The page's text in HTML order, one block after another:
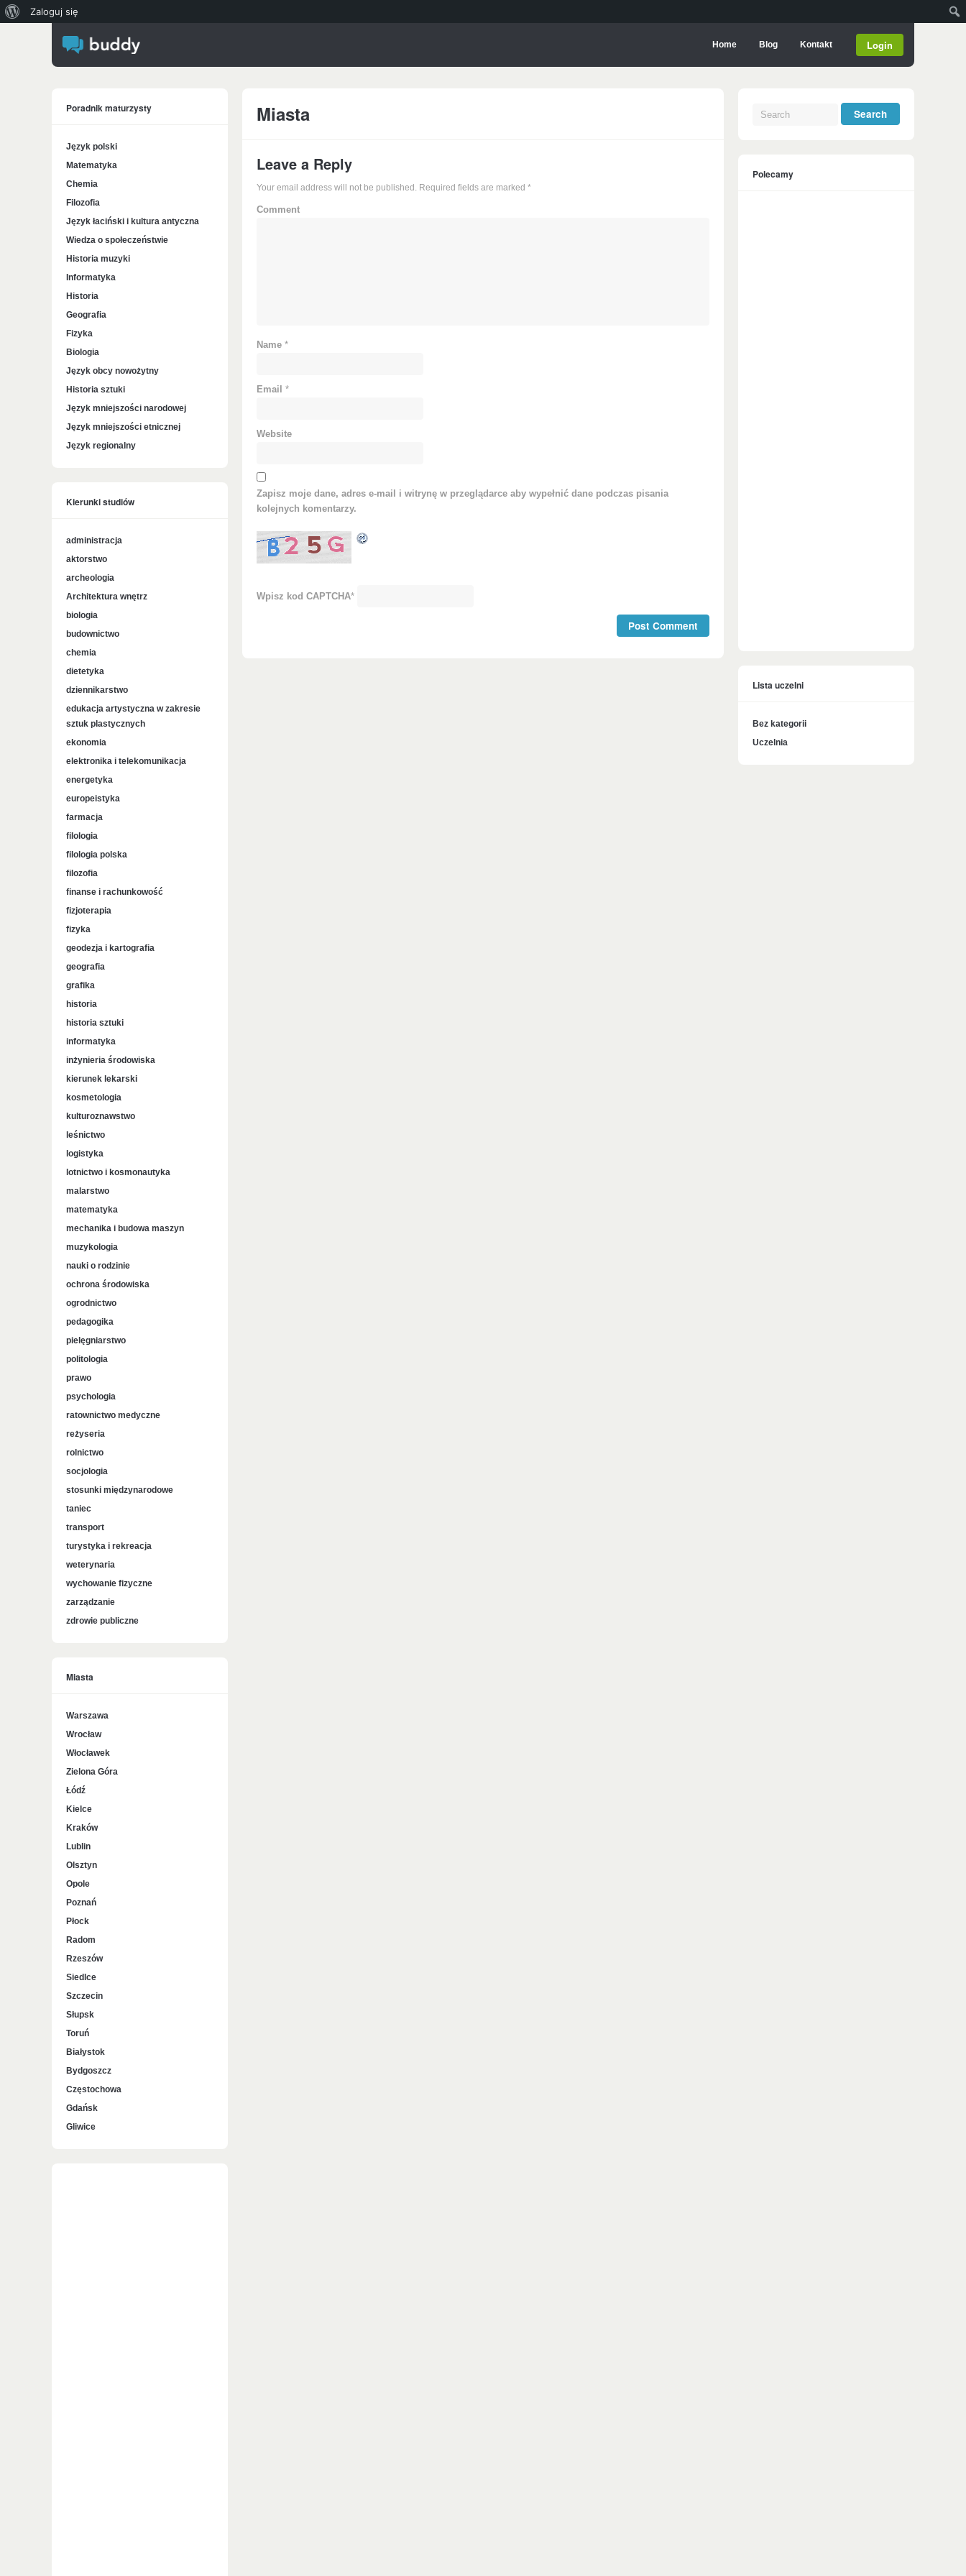
Home Blog Kontakt Login
Miasta
Leave a Reply
Your email address will not be published. Required fields are marked *
Comment
Name *
Email *
Website
Zapisz moje dane, adres e-mail i witrynę w przeglądarce aby wypełnić dane podczas pisania
kolejnych komentarzy.
Wpisz kod CAPTCHA*
Poradnik maturzysty
Język polski
Matematyka
Chemia
Filozofia
Język łaciński i kultura antyczna
Wiedza o społeczeństwie
Historia muzyki
Informatyka
Historia
Geografia
Fizyka
Biologia
Język obcy nowożytny
Historia sztuki
Język mniejszości narodowej
Język mniejszości etnicznej
Język regionalny
Kierunki studiów
administracja
aktorstwo
archeologia
Architektura wnętrz
biologia
budownictwo
chemia
dietetyka
dziennikarstwo
edukacja artystyczna w zakresie
sztuk plastycznych
ekonomia
elektronika i telekomunikacja
energetyka
europeistyka
farmacja
filologia
filologia polska
filozofia
finanse i rachunkowość
fizjoterapia
fizyka
geodezja i kartografia
geografia
grafika
historia
historia sztuki
informatyka
inżynieria środowiska
kierunek lekarski
kosmetologia
kulturoznawstwo
leśnictwo
logistyka
lotnictwo i kosmonautyka
malarstwo
matematyka
mechanika i budowa maszyn
muzykologia
nauki o rodzinie
ochrona środowiska
ogrodnictwo
pedagogika
pielęgniarstwo
politologia
prawo
psychologia
ratownictwo medyczne
reżyseria
rolnictwo
socjologia
stosunki międzynarodowe
taniec
transport
turystyka i rekreacja
weterynaria
wychowanie fizyczne
zarządzanie
zdrowie publiczne
Miasta
Warszawa
Wrocław
Włocławek
Zielona Góra
Łódź
Kielce
Kraków
Lublin
Olsztyn
Opole
Poznań
Płock
Radom
Rzeszów
Siedlce
Szczecin
Słupsk
Toruń
Białystok
Bydgoszcz
Częstochowa
Gdańsk
Gliwice
Polecamy
Lista uczelni
Bez kategorii
Uczelnia
WordPressie
Zaloguj się